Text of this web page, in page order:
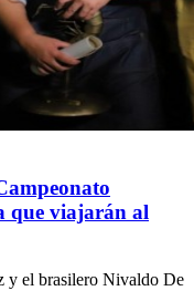
que viajarán al
y el brasilero Nivaldo De